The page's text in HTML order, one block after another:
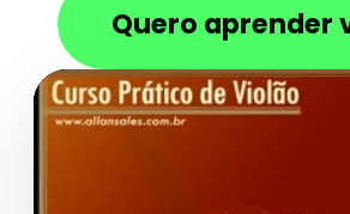
Quero aprender